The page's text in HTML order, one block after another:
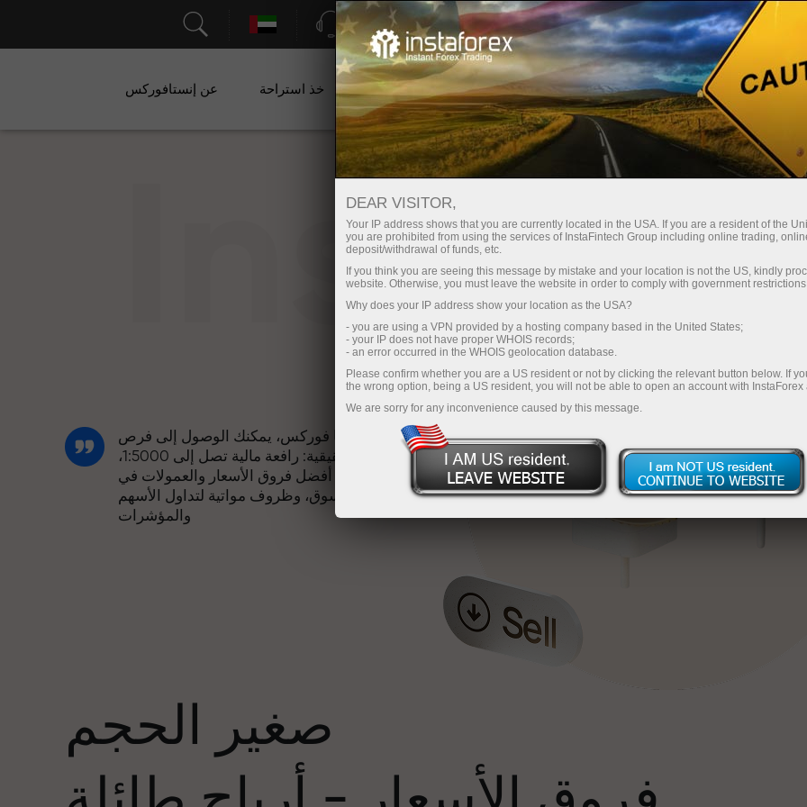
الدعم فتح الحساب الفوري منصة التداول
للمبتدئين للمستثمرين للشركاء الحملات خذ استراحة عن إنستافوركس
مع إنستا فوركس، يمكنك الوصول إلى فرص
تنافسية حقيقية: رافعة مالية تصل إلى 1:5000،
وبعض من أفضل فروق الأسعار والعمولات في
السوق، وظروف مواتية لتداول الأسهم
والمؤشرات
تتشارك سرعة المسار وسرعة التداول نفس
القيم. يُضفي أليش لوبرايس عناصر الحماس
والانضباط على عالم التداول، ويعمل كشريك
صغير الحجم
DEAR VISITOR,
Your IP address shows that you are currently located in the USA. If you are a resident of the
you are prohibited from using the services of InstaFintech Group including online trading,
deposit/withdrawal of funds, etc.
If you think you are seeing this message by mistake and your location is not the US, kindly
website. Otherwise, you must leave the website in order to comply with government
Why does your IP address show your location as the USA?
- you are using a VPN provided by a hosting company based in the United States;
- your IP does not have proper WHOIS records;
- an error occurred in the WHOIS geolocation database.
Please confirm whether you are a US resident or not by clicking the relevant button below. If
the wrong option, being a US resident, you will not be able to open an account with InstaForex
We are sorry for any inconvenience caused by this message.